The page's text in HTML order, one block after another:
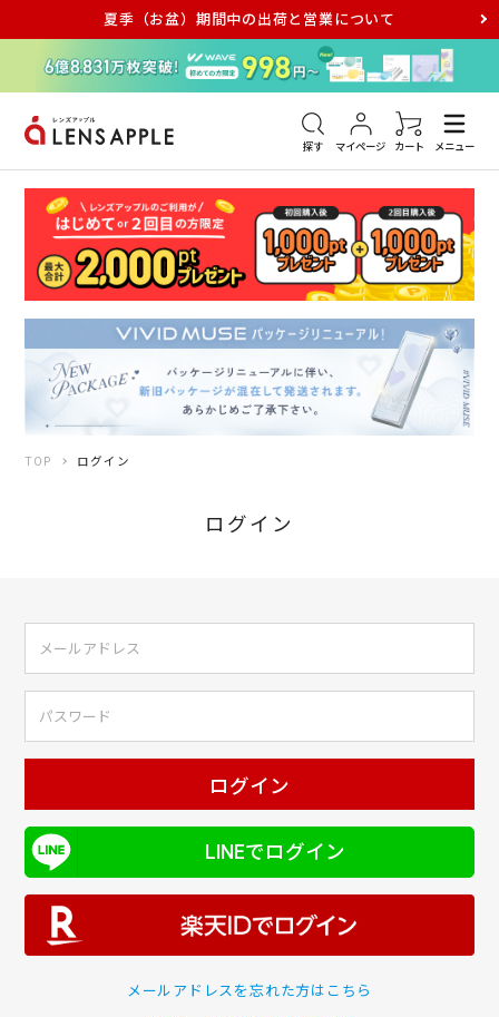
夏季（お盆）期間中の出荷と営業について
探す マイページ カート メニュー
アキュビュー メダリスト メガネ
TOP ログイン
ログイン
ログイン
LINEでログイン
メールアドレスを忘れた方はこちら